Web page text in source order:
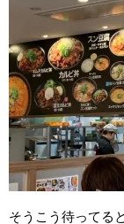
そうこう待ってる